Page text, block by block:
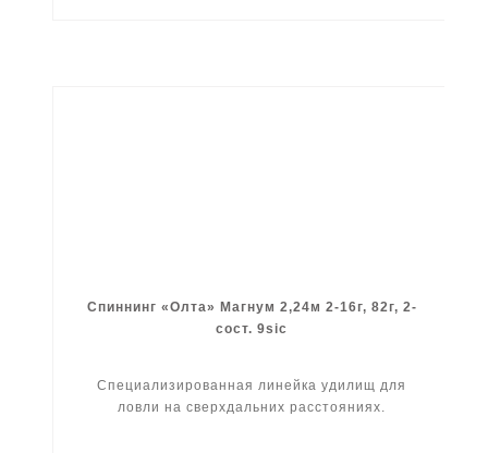
Спиннинг «Олта» Магнум 2,24м 2-16г, 82г, 2-
сост. 9sic
Специализированная линейка удилищ для
ловли на сверхдальних расстояниях.